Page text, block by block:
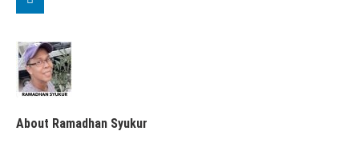
About Ramadhan Syukur